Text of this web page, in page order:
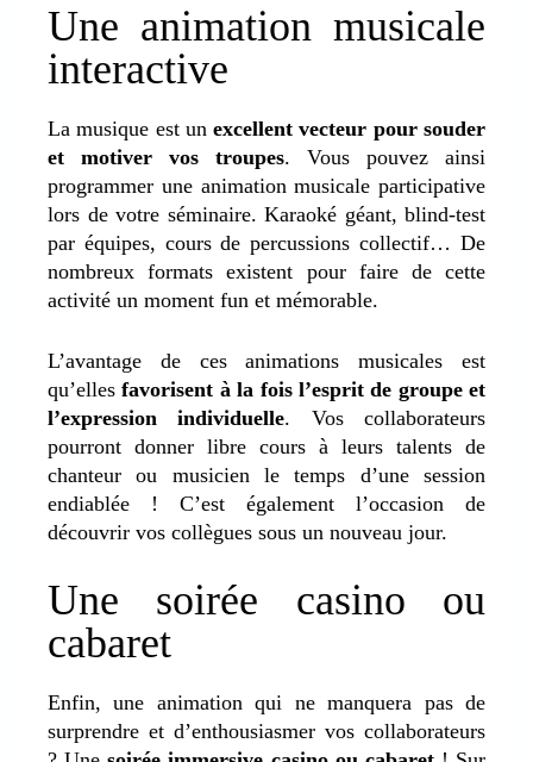
Une animation musicale
interactive
La musique est unexcellent vecteur pour souder
et motiver vos troupes. Vous pouvez ainsi
programmer une animation musicale participative
lors de votre séminaire. Karaoké géant, blind-test
par équipes, cours de percussions collectif… De
nombreux formats existent pour faire de cette
activité un moment fun et mémorable.
L’avantage de ces animations musicales est
qu’ellesfavorisent à la fois l’esprit de groupe et
l’expression individuelle. Vos collaborateurs
pourront donner libre cours à leurs talents de
chanteur ou musicien le temps d’une session
endiablée ! C’est également l’occasion de
découvrir vos collègues sous un nouveau jour.
Une soirée casino ou
cabaret
Enfin, une animation qui ne manquera pas de
surprendre et d’enthousiasmer vos collaborateurs